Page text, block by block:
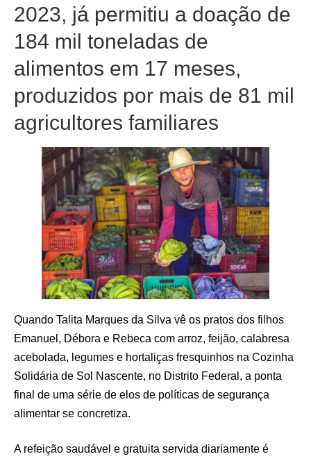
2023, já permitiu a doação de
184 mil toneladas de
alimentos em 17 meses,
produzidos por mais de 81 mil
agricultores familiares
Quando Talita Marques da Silva vê os pratos dos filhos
Emanuel, Débora e Rebeca com arroz, feijão, calabresa
acebolada, legumes e hortaliças fresquinhos na Cozinha
Solidária de Sol Nascente, no Distrito Federal, a ponta
final de uma série de elos de políticas de segurança
alimentar se concretiza.
A refeição saudável e gratuita servida diariamente é